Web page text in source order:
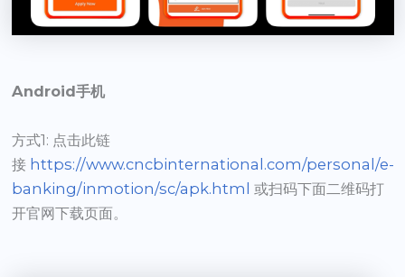
Android手机
方式1: 点击此链
接 https://www.cncbinternational.com/personal/e-
banking/inmotion/sc/apk.html 或扫码下面二维码打
开官网下载页面。